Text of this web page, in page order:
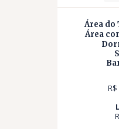
Área do
Área
R$